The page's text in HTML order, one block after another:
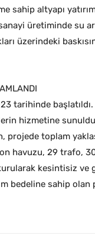
sahip altyapı
üretiminde su
üzerindeki
tarihinde başlatıldı.
hizmetine
toplam
havuzu, 29 trafo,
kesintisiz ve
bedeline sahip